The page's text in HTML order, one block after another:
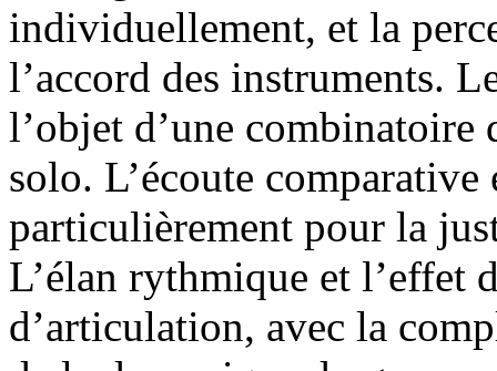
individuellement, et la
l’accord des instruments.
l’objet d’une combinatoire
solo. L’écoute comparative
particulièrement pour la
L’élan rythmique et l’effet
d’articulation, avec la